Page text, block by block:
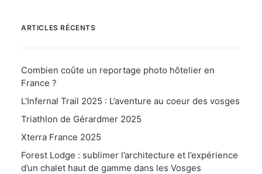
ARTICLES RÉCENTS
Combien coûte un reportage photo hôtelier en
France ?
L’Infernal Trail 2025 : L’aventure au coeur des vosges
Triathlon de Gérardmer 2025
Xterra France 2025
Forest Lodge : sublimer l’architecture et l’expérience
d’un chalet haut de gamme dans les Vosges